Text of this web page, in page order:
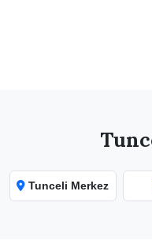
Tunceli Merkez